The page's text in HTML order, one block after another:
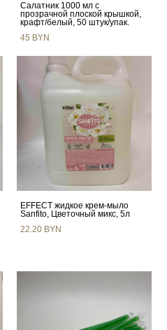
Салатник 1000 мл с
прозрачной плоской крышкой,
крафт/белый, 50 штук/упак.
45 BYN
EFFECT жидкое крем-мыло
Sanfito, Цветочный микс, 5л
22.20 BYN